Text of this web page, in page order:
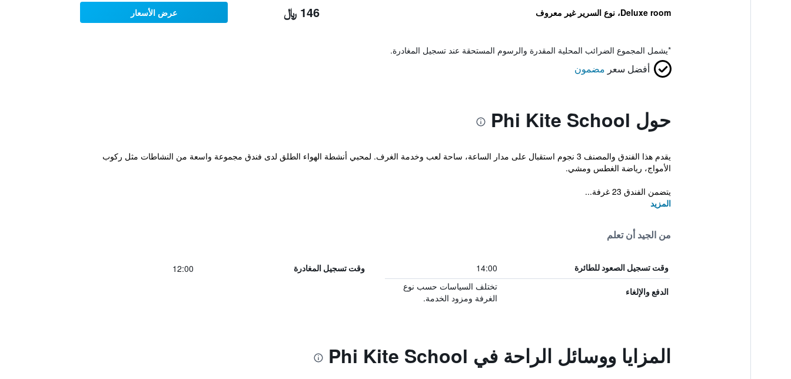
Deluxe room، نوع السرير غير معروف 146 ﷼ عرض الأسعار
*يشمل المجموع الضرائب المحلية المقدرة والرسوم المستحقة عند تسجيل المغادرة.
أفضل سعر مضمون
حول Phi Kite School
يقدم هذا الفندق والمصنف 3 نجوم استقبال على مدار الساعة، ساحة لعب وخدمة الغرف. لمحبي أنشطة الهواء الطلق لدى فندق مجموعة واسعة من النشاطات مثل ركوب
الأمواج، رياضة الغطس ومشي.
يتضمن الفندق 23 غرفة...
المزيد
من الجيد أن تعلم
وقت تسجيل الصعود للطائرة 14:00 وقت تسجيل المغادرة 12:00
الدفع والإلغاء
تختلف السياسات حسب نوع
الغرفة ومزود الخدمة.
المزايا ووسائل الراحة في Phi Kite School